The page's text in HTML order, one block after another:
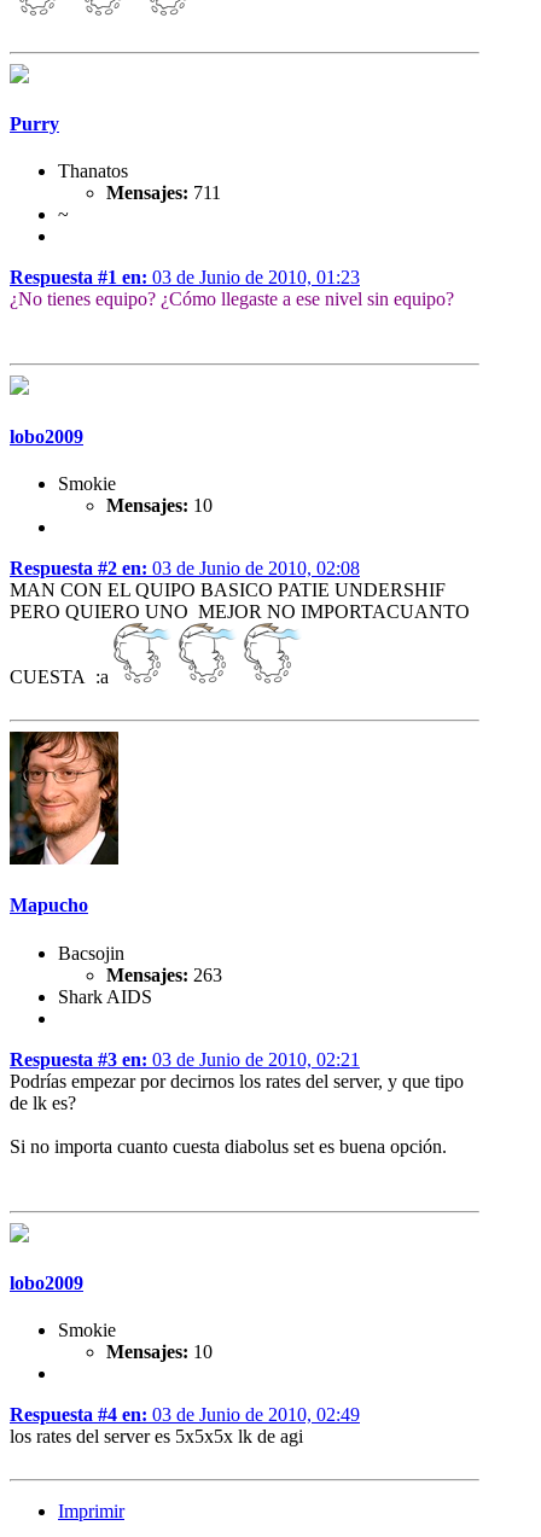
Purry
Thanatos
Mensajes: 711
~
Respuesta #1 en: 03 de Junio de 2010, 01:23
¿No tienes equipo? ¿Cómo llegaste a ese nivel sin equipo?
lobo2009
Smokie
Mensajes: 10
Respuesta #2 en: 03 de Junio de 2010, 02:08
MAN CON EL QUIPO BASICO PATIE UNDERSHIF
PERO QUIERO UNO MEJOR NO IMPORTACUANTO
CUESTA :a
Mapucho
Bacsojin
Mensajes: 263
Shark AIDS
Respuesta #3 en: 03 de Junio de 2010, 02:21
Podrías empezar por decirnos los rates del server, y que tipo
de lk es?
Si no importa cuanto cuesta diabolus set es buena opción.
lobo2009
Smokie
Mensajes: 10
Respuesta #4 en: 03 de Junio de 2010, 02:49
los rates del server es 5x5x5x lk de agi
Imprimir